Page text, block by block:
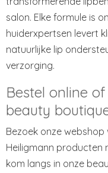
salon. Elke formule is
huiderxpertsen levert
natuurlijke lip
verzorging.
Bestel online
beauty
Bezoek onze
Heiligmann producten
kom langs in onze